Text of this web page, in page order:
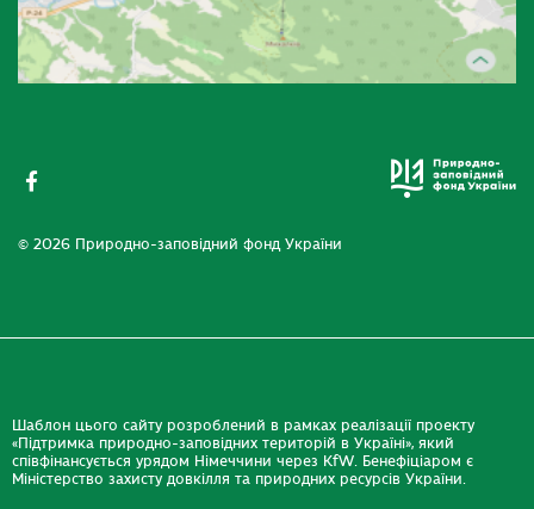
© 2026 Природно-заповідний фонд України
Шаблон цього сайту розроблений в рамках реалізації проекту
«Підтримка природно-заповідних територій в Україні», який
співфінансується урядом Німеччини через KfW. Бенефіціаром є
Міністерство захисту довкілля та природних ресурсів України.